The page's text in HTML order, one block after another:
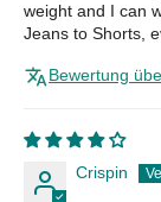
weight and I can
Jeans to Shorts,
Bewertung
Crispin